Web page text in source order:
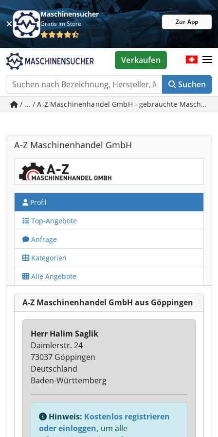
Maschinensucher
Gratis im Store Zur App
Suchen
Verkaufen
/ ... / A-Z Maschinenhandel GmbH - gebrauchte
A-Z Maschinenhandel GmbH
Profil
Top-Angebote
Anfrage
Kategorien
Alle Angebote
A-Z Maschinenhandel GmbH aus Göppingen
Herr Halim Saglik
Daimlerstr. 24
73037 Göppingen
Deutschland
Baden-Württemberg
Hinweis: Kostenlos registrieren
oder einloggen, um alle